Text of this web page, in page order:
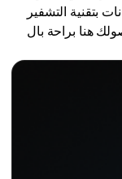
بتقنية التشفير